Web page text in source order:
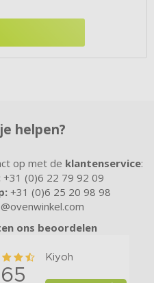
helpen?
op met de klantenservice:
+31 (0)6 22 79 92 09
+31 (0)6 25 20 98 98
ons beoordelen